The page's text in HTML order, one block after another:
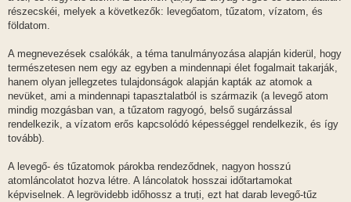
részecskéi, melyek a következők: levegőatom, tűzatom, vízatom, és
földatom.
A megnevezések csalókák, a téma tanulmányozása alapján kiderül, hogy
természetesen nem egy az egyben a mindennapi élet fogalmait takarják,
hanem olyan jellegzetes tulajdonságok alapján kapták az atomok a
nevüket, ami a mindennapi tapasztalatból is származik (a levegő atom
mindig mozgásban van, a tűzatom ragyogó, belső sugárzással
rendelkezik, a vízatom erős kapcsolódó képességgel rendelkezik, és így
tovább).
A levegő- és tűzatomok párokba rendeződnek, nagyon hosszú
atomláncolatot hozva létre. A láncolatok hosszai időtartamokat
képviselnek. A legrövidebb időhossz a truṭi, ezt hat darab levegő-tűz